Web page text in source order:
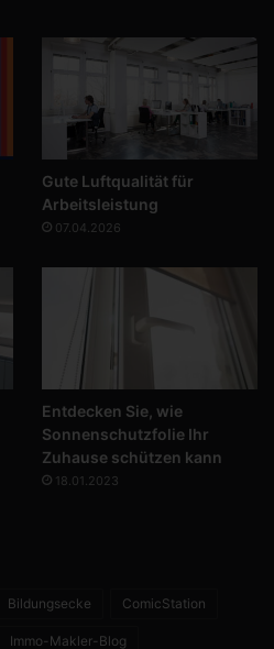
Gute Luftqualität für
Arbeitsleistung
07.04.2026
Entdecken Sie, wie
Sonnenschutzfolie Ihr
Zuhause schützen kann
18.01.2023
Bildungsecke ComicStation
Immo-Makler-Blog